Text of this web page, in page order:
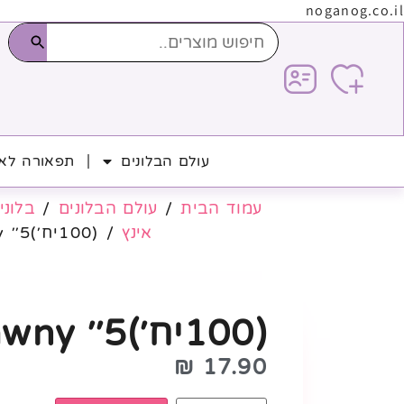
noganog.co.il
עולם הבלונים תפאורה
עמוד הבית/ עולם הבלונים /
אינץ/ (100יח׳)5׳׳ Tawny
(100יח׳)5׳׳ Tawny
17.90
₪